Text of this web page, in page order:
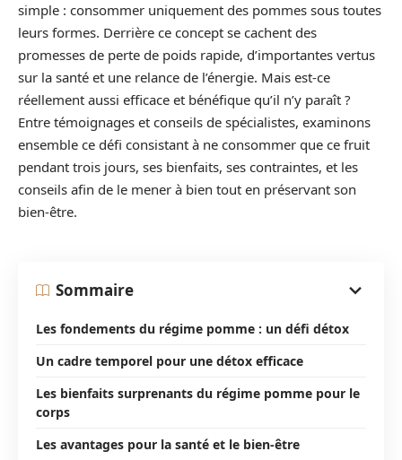
simple : consommer uniquement des pommes sous toutes
leurs formes. Derrière ce concept se cachent des
promesses de perte de poids rapide, d’importantes vertus
sur la santé et une relance de l’énergie. Mais est-ce
réellement aussi efficace et bénéfique qu’il n’y paraît ?
Entre témoignages et conseils de spécialistes, examinons
ensemble ce défi consistant à ne consommer que ce fruit
pendant trois jours, ses bienfaits, ses contraintes, et les
conseils afin de le mener à bien tout en préservant son
bien-être.
Sommaire
Les fondements du régime pomme : un défi détox
Un cadre temporel pour une détox efficace
Les bienfaits surprenants du régime pomme pour le
corps
Les avantages pour la santé et le bien-être